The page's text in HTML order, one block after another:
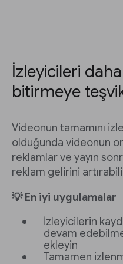
İzleyicileri
bitirmeye
Videonun tamamını
olduğunda videonun
reklamlar ve yayın
reklam gelirini
💡 En iyi uygulamalar
İzleyicilerin
devam
ekleyin
Tamamen